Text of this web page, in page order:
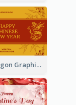
Gold Dragon Graphic Lunar New Year Greeting Card